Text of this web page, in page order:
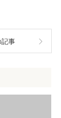
記事